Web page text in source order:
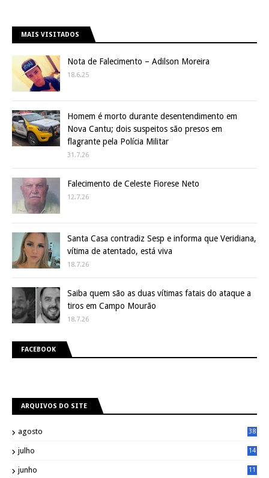
MAIS VISITADOS
Nota de Falecimento – Adilson Moreira
18.6.25
Homem é morto durante desentendimento em
Nova Cantu; dois suspeitos são presos em
flagrante pela Polícia Militar
31.7.26
Falecimento de Celeste Fiorese Neto
12.7.26
Santa Casa contradiz Sesp e informa que Veridiana,
vítima de atentado, está viva
18.7.26
Saiba quem são as duas vítimas fatais do ataque a
tiros em Campo Mourão
18.7.26
FACEBOOK
ARQUIVOS DO SITE
agosto 38
julho
14
junho
11